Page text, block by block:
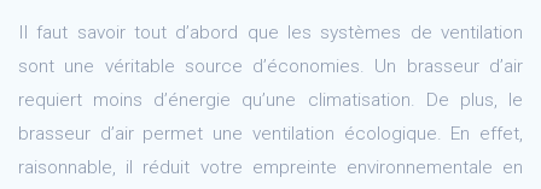
Il faut savoir tout d’abord que les systèmes de ventilation
sont une véritable source d’économies. Un brasseur d’air
requiert moins d’énergie qu’une climatisation. De plus, le
brasseur d’air permet une ventilation écologique. En effet,
raisonnable, il réduit votre empreinte environnementale en